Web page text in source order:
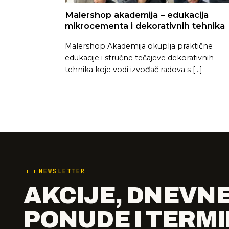
Malershop akademija – edukacija
mikrocementa i dekorativnih tehnika
Malershop Akademija okuplja praktične
edukacije i stručne tečajeve dekorativnih
tehnika koje vodi izvođač radova s [...]
NEWSLETTER
AKCIJE,
PONUDE I